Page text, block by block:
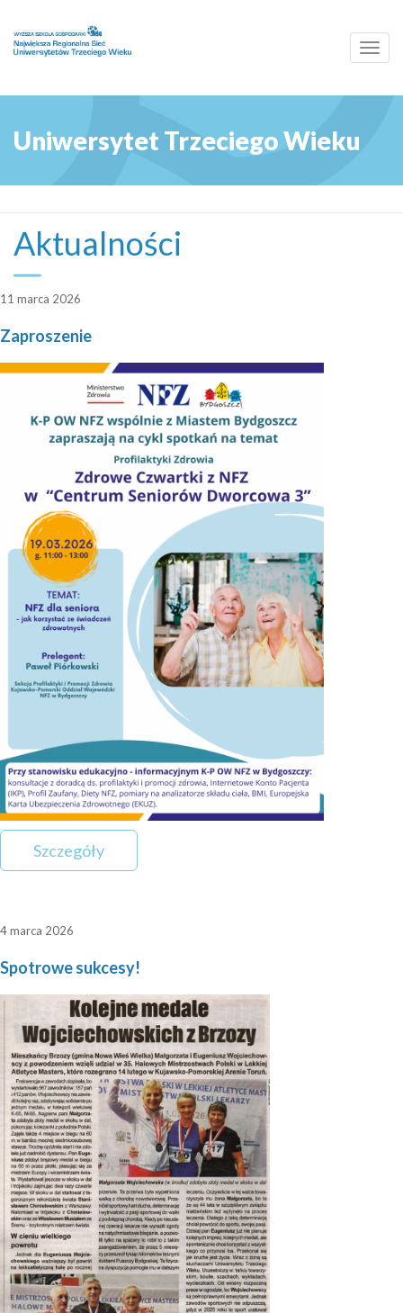
Uniwersytet Trzeciego Wieku
Aktualności
11 marca 2026
Zaproszenie
Szczegóły
4 marca 2026
Spotrowe sukcesy!